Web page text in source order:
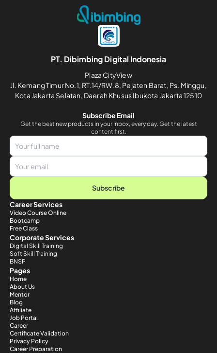
PT. Dibimbing Digital Indonesia
Plaza CityView
Jl. Kemang Timur No.1, RT.14/RW.8, Pejaten Barat, Ps. Minggu,
Kota Jakarta Selatan, Daerah Khusus Ibukota Jakarta 12510
Subscribe Email
Get the best new products in your inbox, every day. Get the latest
content first.
Subscribe
Career Services
Video Course Online
Bootcamp
Free Class
Corporate Services
Digital Skill Training
Soft Skill Training
BNSP
Pages
Home
About Us
Mentor
Blog
Affiliate
Job Portal
Career
Certificate Validation
Privacy Policy
Career Preparation